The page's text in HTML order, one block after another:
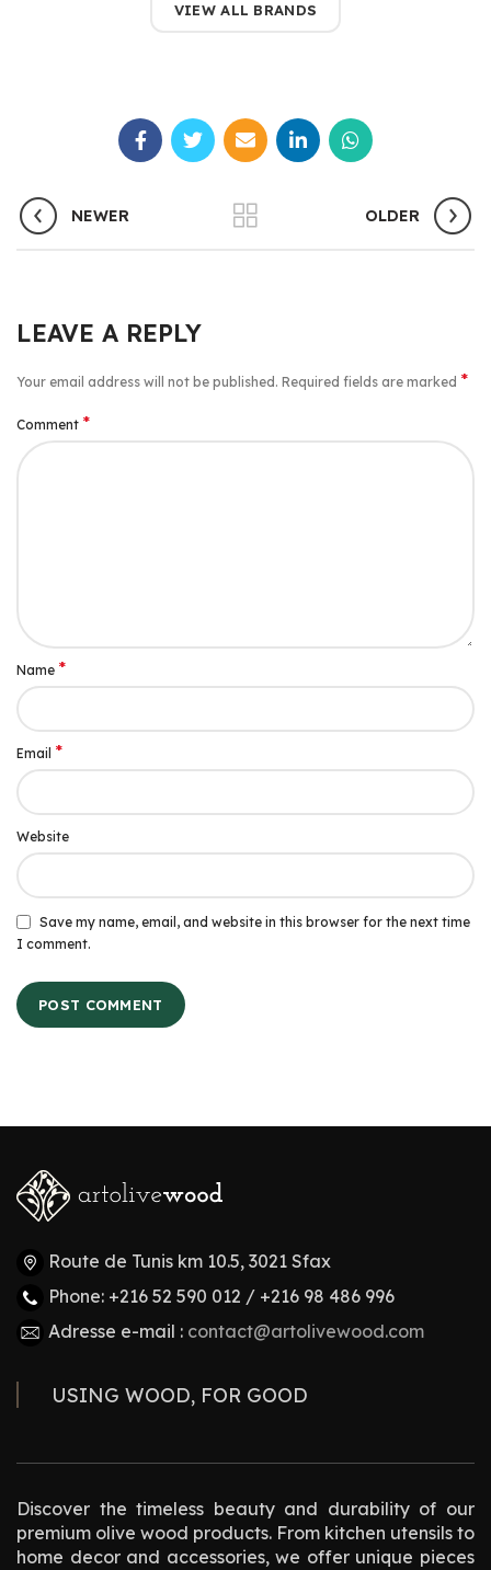
VIEW ALL BRANDS
NEWER OLDER
LEAVE A REPLY
Your email address will not be published. Required fields are marked *
Comment *
Name *
Email *
Website
Save my name, email, and website in this browser for the next time
I comment.
Route de Tunis km 10.5, 3021 Sfax
Phone: +216 52 590 012 / +216 98 486 996
Adresse e-mail : contact@artolivewood.com
USING WOOD, FOR GOOD
Discover the timeless beauty and durability of our
premium olive wood products. From kitchen utensils to
home decor and accessories, we offer unique pieces